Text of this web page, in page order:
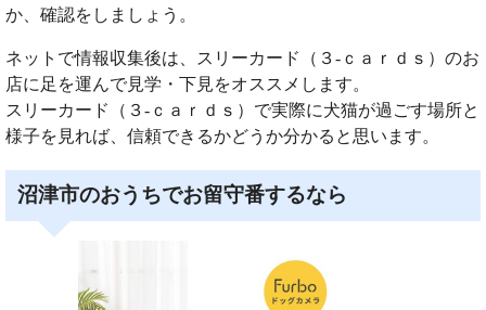
か、確認をしましょう。
ネットで情報収集後は、スリーカード（３‐ｃａｒｄｓ）のお
店に足を運んで見学・下見をオススメします。
スリーカード（３‐ｃａｒｄｓ）で実際に犬猫が過ごす場所と
様子を見れば、信頼できるかどうか分かると思います。
沼津市のおうちでお留守番するなら